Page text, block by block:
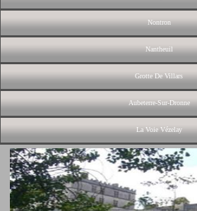
Nontron
Nantheuil
Grotte De Villars
Aubeterre-Sur-Dronne
La Voie Vézelay